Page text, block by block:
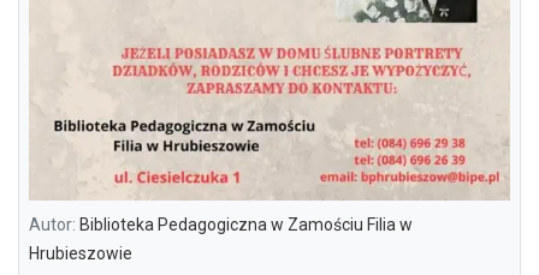
Autor: Biblioteka Pedagogiczna w Zamościu Filia w
Hrubieszowie